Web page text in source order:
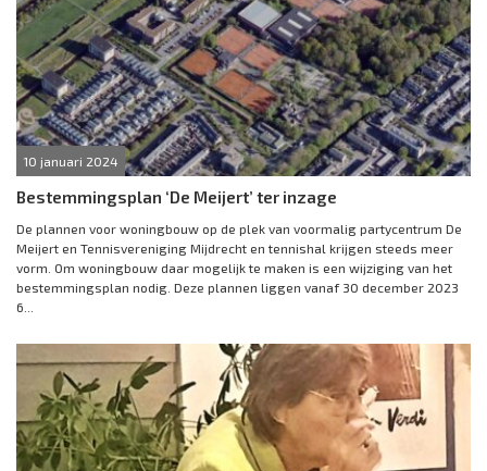
10 januari 2024
Bestemmingsplan ‘De Meijert’ ter inzage
De plannen voor woningbouw op de plek van voormalig partycentrum De
Meijert en Tennisvereniging Mijdrecht en tennishal krijgen steeds meer
vorm. Om woningbouw daar mogelijk te maken is een wijziging van het
bestemmingsplan nodig. Deze plannen liggen vanaf 30 december 2023
6...